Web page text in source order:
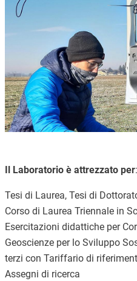
Il Laboratorio è attrezzato per:
Tesi di Laurea, Tesi di
Corso di Laurea Triennale in
Esercitazioni didattiche per
Geoscienze per lo Sviluppo
terzi con Tariffario di
Assegni di ricerca